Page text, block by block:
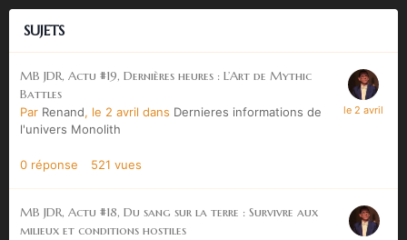
SUJETS
MB JDR, Actu #19, Dernières heures : L’Art de Mythic
Battles
Par Renand, le 2 avril dans Dernieres informations de
l'univers Monolith
0 réponse 521 vues
MB JDR, Actu #18, Du sang sur la terre : Survivre aux
milieux et conditions hostiles